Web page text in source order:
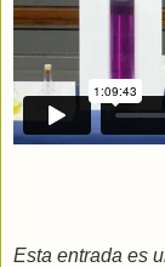
Esta entrada es